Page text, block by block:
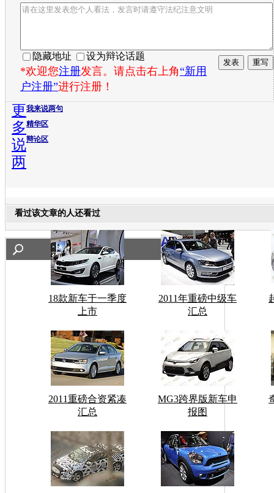
隐藏地址 设为辩论话题
*欢迎您注册发言。请点击右上角“新用
户注册”进行注册！
我来说两句
精华区
辩论区
更
多
说
两
看过该文章的人还看过
18款新车于一季度
上市
2011年重磅中级车
汇总
2011重磅合资紧凑
汇总
MG3跨界版新车申
报图